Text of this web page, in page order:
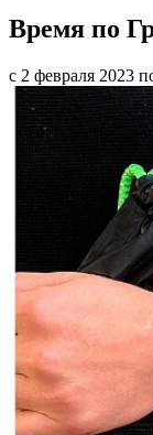
Время по
с 2 февраля 2023